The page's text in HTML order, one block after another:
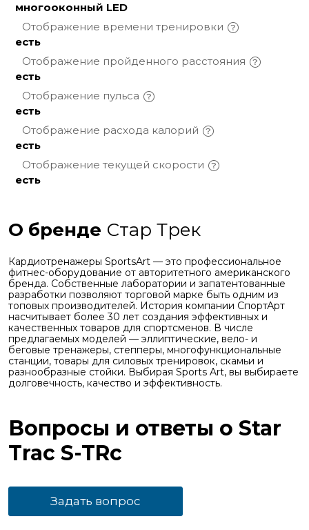
многооконный LED
Отображение времени тренировки
есть
Отображение пройденного расстояния
есть
Отображение пульса
есть
Отображение расхода калорий
есть
Отображение текущей скорости
есть
О бренде Стар Трек
Кардиотренажеры SportsArt — это профессиональное
фитнес-оборудование от авторитетного американского
бренда. Собственные лаборатории и запатентованные
разработки позволяют торговой марке быть одним из
топовых производителей. История компании СпортАрт
насчитывает более 30 лет создания эффективных и
качественных товаров для спортсменов. В числе
предлагаемых моделей — эллиптические, вело- и
беговые тренажеры, степперы, многофункциональные
станции, товары для силовых тренировок, скамьи и
разнообразные стойки. Выбирая Sports Art, вы выбираете
долговечность, качество и эффективность.
Вопросы и ответы о Star
Trac S-TRc
Задать вопрос